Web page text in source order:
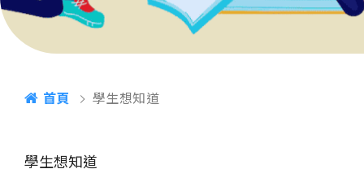
首頁 學生想知道
學生想知道